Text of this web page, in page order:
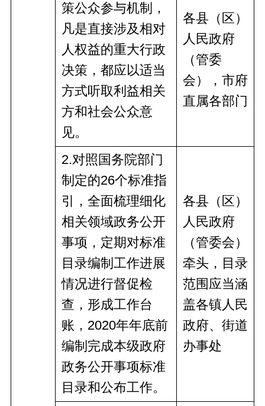
策公众参与机制，
凡是直接涉及相对
人权益的重大行政
决策，都应以适当
方式听取利益相关
方和社会公众意
见。
各县（区）
人民政府
（管委
会）
，市府
直属各部门
2.对照国务院部门
制定的26个标准指
引，全面梳理细化
相关领域政务公开
事项， 定期对标准
目录编制工作进展
情况进行督促检
查，形成工作台
账， 2020年年底前
编制完成本级政府
政务公开事项标准
目录和公布工作。
各县（区）
人民政府
（管委会）
牵头， 目录
范围应当涵
盖各镇人民
政府、街道
办事处